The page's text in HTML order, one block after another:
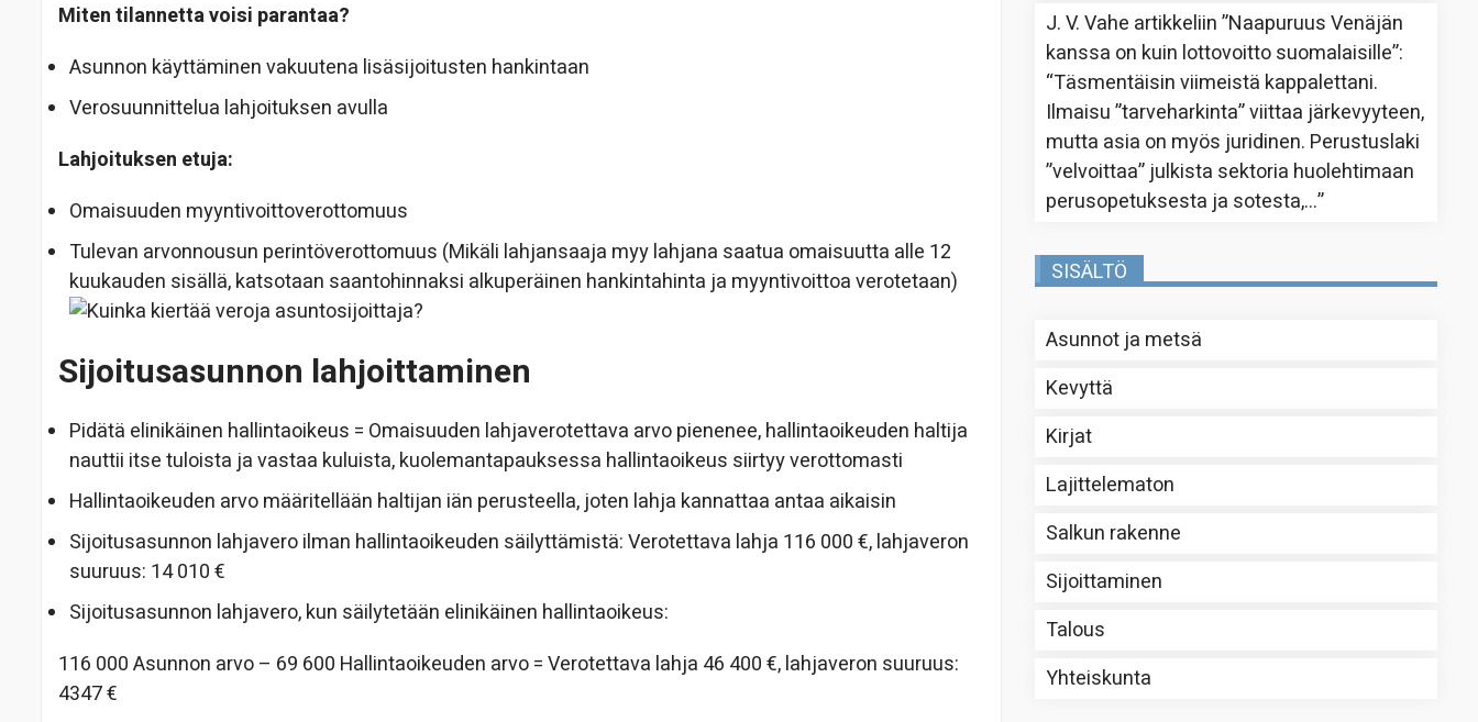
Miten tilannetta voisi parantaa?
Asunnon käyttäminen vakuutena lisäsijoitusten hankintaan
Verosuunnittelua lahjoituksen avulla
Lahjoituksen etuja:
Omaisuuden myyntivoittoverottomuus
Tulevan arvonnousun perintöverottomuus (Mikäli lahjansaaja myy lahjana saatua omaisuutta alle 12
kuukauden sisällä, katsotaan saantohinnaksi alkuperäinen hankintahinta ja myyntivoittoa verotetaan)
Sijoitusasunnon lahjoittaminen
Pidätä elinikäinen hallintaoikeus = Omaisuuden lahjaverotettava arvo pienenee, hallintaoikeuden haltija
nauttii itse tuloista ja vastaa kuluista, kuolemantapauksessa hallintaoikeus siirtyy verottomasti
Hallintaoikeuden arvo määritellään haltijan iän perusteella, joten lahja kannattaa antaa aikaisin
Sijoitusasunnon lahjavero ilman hallintaoikeuden säilyttämistä: Verotettava lahja 116 000 €, lahjaveron
suuruus: 14 010 €
Sijoitusasunnon lahjavero, kun säilytetään elinikäinen hallintaoikeus:
116 000 Asunnon arvo – 69 600 Hallintaoikeuden arvo = Verotettava lahja 46 400 €, lahjaveron suuruus:
4347 €
J. V. Vahe artikkeliin”Naapuruus Venäjän
kanssa on kuin lottovoitto suomalaisille”:
“Täsmentäisin viimeistä kappalettani.
Ilmaisu ”tarveharkinta” viittaa järkevyyteen,
mutta asia on myös juridinen. Perustuslaki
”velvoittaa” julkista sektoria huolehtimaan
perusopetuksesta ja sotesta,…”
SISÄLTÖ
Asunnot ja metsä
Kevyttä
Kirjat
Lajittelematon
Salkun rakenne
Sijoittaminen
Talous
Yhteiskunta